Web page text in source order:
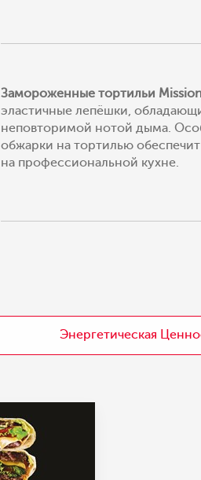
Замороженные тортильи
эластичные лепёшки,
неповторимой нотой дыма.
обжарки на тортилью
на профессиональной кухне.
Энергетическая